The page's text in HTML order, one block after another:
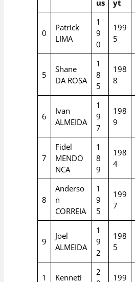
us
yt
0
Patrick
LIMA
1
9
0
199
5
5
Shane
DA ROSA
1
8
5
198
8
6
Ivan
ALMEIDA
1
9
7
198
9
7
Fidel
MENDO
NCA
1
8
9
198
4
8
Anderso
n
CORREIA
1
9
5
199
7
9
Joel
ALMEIDA
1
9
2
198
5
1 Kenneti
2
199